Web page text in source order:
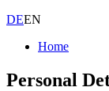
DEEN
Home
Personal